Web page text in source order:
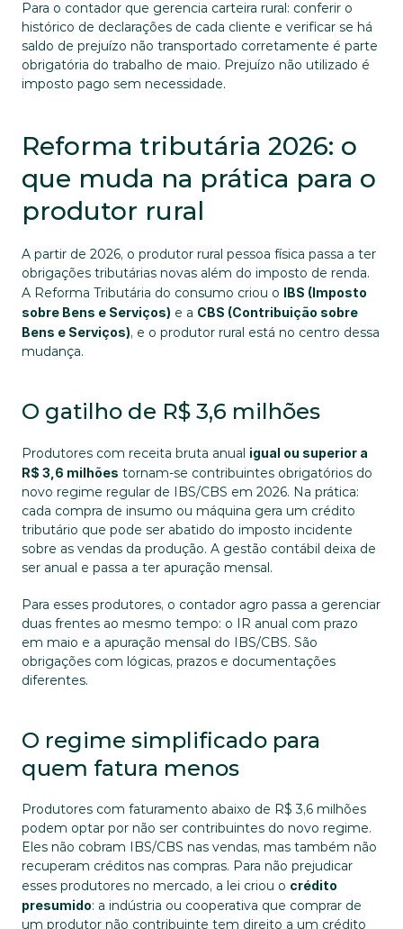
Para o contador que gerencia carteira rural: conferir o
histórico de declarações de cada cliente e verificar se há
saldo de prejuízo não transportado corretamente é parte
obrigatória do trabalho de maio. Prejuízo não utilizado é
imposto pago sem necessidade.
Reforma tributária 2026: o
que muda na prática para o
produtor rural
A partir de 2026, o produtor rural pessoa física passa a ter
obrigações tributárias novas além do imposto de renda.
A Reforma Tributária do consumo criou o IBS (Imposto
sobre Bens e Serviços) e a CBS (Contribuição sobre
Bens e Serviços), e o produtor rural está no centro dessa
mudança.
O gatilho de R$ 3,6 milhões
Produtores com receita bruta anual igual ou superior a
R$ 3,6 milhões tornam-se contribuintes obrigatórios do
novo regime regular de IBS/CBS em 2026. Na prática:
cada compra de insumo ou máquina gera um crédito
tributário que pode ser abatido do imposto incidente
sobre as vendas da produção. A gestão contábil deixa de
ser anual e passa a ter apuração mensal.
Para esses produtores, o contador agro passa a gerenciar
duas frentes ao mesmo tempo: o IR anual com prazo
em maio e a apuração mensal do IBS/CBS. São
obrigações com lógicas, prazos e documentações
diferentes.
O regime simplificado para
quem fatura menos
Produtores com faturamento abaixo de R$ 3,6 milhões
podem optar por não ser contribuintes do novo regime.
Eles não cobram IBS/CBS nas vendas, mas também não
recuperam créditos nas compras. Para não prejudicar
esses produtores no mercado, a lei criou o crédito
presumido: a indústria ou cooperativa que comprar de
um produtor não contribuinte tem direito a um crédito